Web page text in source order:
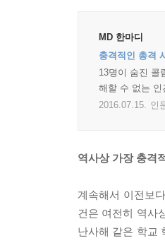
MD 한마디
충격적인 총격
13명이 숨진 콜
해할 수 없는 인
2016.07.15. 인
역사상 가장 충격
계속해서 이전보
건은 여전히 역사
난사해 같은 학교